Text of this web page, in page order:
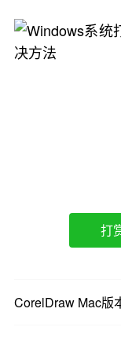
打
CorelDraw Mac版